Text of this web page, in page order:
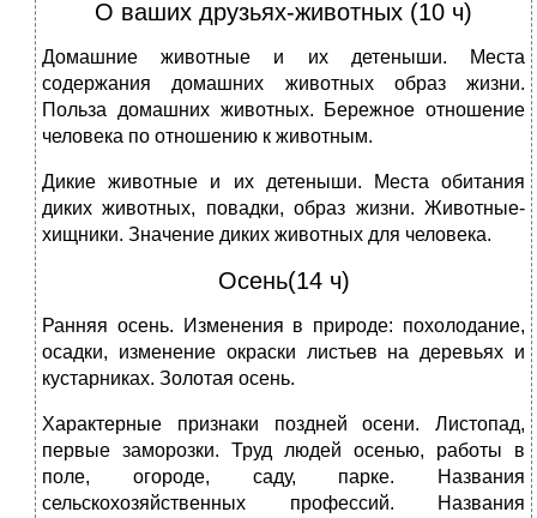
О ваших друзьях-животных (10 ч)
Домашние животные и их детеныши. Места
содержания домашних животных образ жизни.
Польза домашних животных. Бережное отношение
человека по отношению к животным.
Дикие животные и их детеныши. Места обитания
диких животных, повадки, образ жизни. Животные-
хищники. Значение диких животных для человека.
Осень(14 ч)
Ранняя осень. Изменения в природе: похолодание,
осадки, изменение окраски листьев на деревьях и
кустарниках. Золотая осень.
Характерные признаки поздней осени. Листопад,
первые заморозки. Труд людей осенью, работы в
поле, огороде, саду, парке. Названия
сельскохозяйственных профессий. Названия